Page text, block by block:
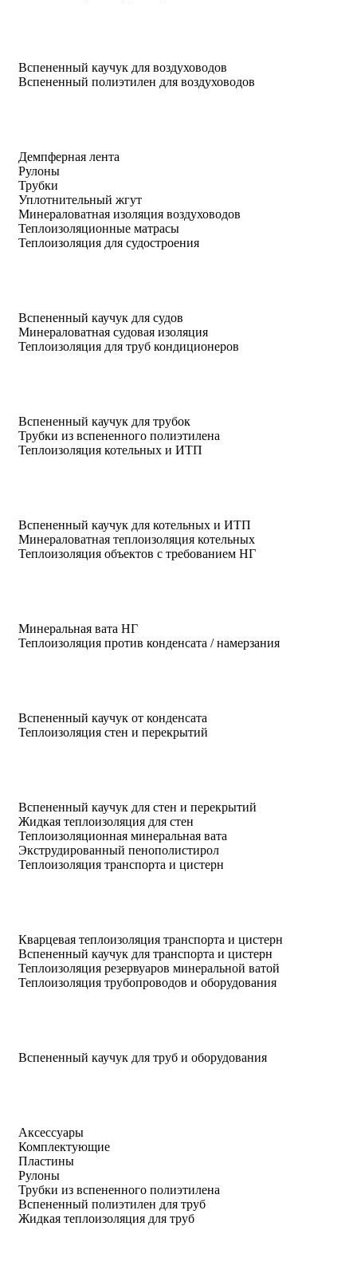
Вспененный каучук для воздуховодов
Вспененный полиэтилен для воздуховодов
Демпферная лента
Рулоны
Трубки
Уплотнительный жгут
Минераловатная изоляция воздуховодов
Теплоизоляционные матрасы
Теплоизоляция для судостроения
Вспененный каучук для судов
Минераловатная судовая изоляция
Теплоизоляция для труб кондиционеров
Вспененный каучук для трубок
Трубки из вспененного полиэтилена
Теплоизоляция котельных и ИТП
Вспененный каучук для котельных и ИТП
Минераловатная теплоизоляция котельных
Теплоизоляция объектов с требованием НГ
Минеральная вата НГ
Теплоизоляция против конденсата / намерзания
Вспененный каучук от конденсата
Теплоизоляция стен и перекрытий
Вспененный каучук для стен и перекрытий
Жидкая теплоизоляция для стен
Теплоизоляционная минеральная вата
Экструдированный пенополистирол
Теплоизоляция транспорта и цистерн
Кварцевая теплоизоляция транспорта и цистерн
Вспененный каучук для транспорта и цистерн
Теплоизоляция резервуаров минеральной ватой
Теплоизоляция трубопроводов и оборудования
Вспененный каучук для труб и оборудования
Аксессуары
Комплектующие
Пластины
Рулоны
Трубки из вспененного полиэтилена
Вспененный полиэтилен для труб
Жидкая теплоизоляция для труб